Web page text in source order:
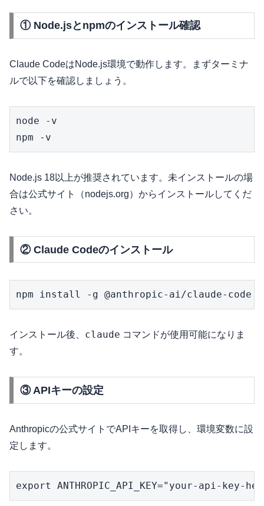
① Node.jsとnpmのインストール確認
Claude CodeはNode.js環境で動作します。まずターミナ
ルで以下を確認しましょう。
node -v
npm -v
Node.js 18以上が推奨されています。未インストールの場
合は公式サイト（nodejs.org）からインストールしてくだ
さい。
② Claude Codeのインストール
npm install -g @anthropic-ai/claude-code
インストール後、 claude コマンドが使用可能になりま
す。
③ APIキーの設定
Anthropicの公式サイトでAPIキーを取得し、環境変数に設
定します。
export ANTHROPIC_API_KEY="your-api-key-